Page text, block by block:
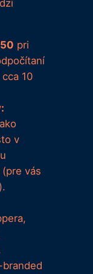
pri
10
v
vás
branded